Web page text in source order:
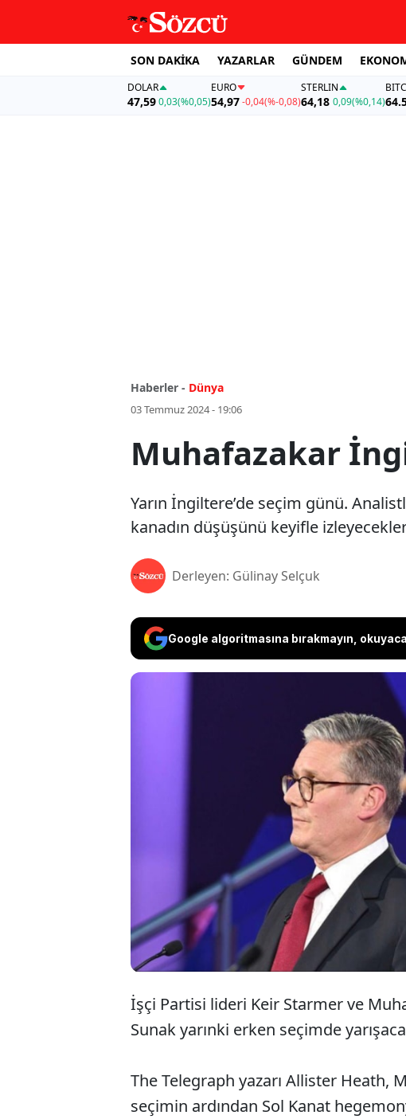
SON DAKİKA YAZARLAR GÜNDEM
DOLAR
47,590,03(%0,05)
EURO
54,97 -0,04(%-0,08)
STERLIN
64,18 0,09(%0,14)
Haberler - Dünya
03 Temmuz 2024 - 19:06
Muhafazakar
Yarın İngiltere’de seçim günü.
kanadın düşüşünü keyifle
Derleyen: Gülinay Selçuk
Google algoritmasına bırakmayın,
Yarın
takip
kanadın
İşçi Partisi lideri Keir Starmer ve
Sunak yarınki erken seçimde
The Telegraph yazarı Allister Heath,
seçimin ardından Sol Kanat